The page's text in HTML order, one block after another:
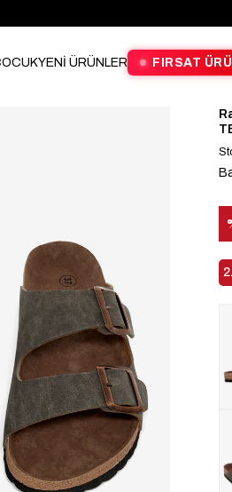
YENİ ÜRÜNLER FIRSAT